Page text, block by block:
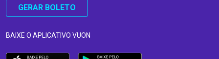
GERAR BOLETO
BAIXE O APLICATIVO VUON